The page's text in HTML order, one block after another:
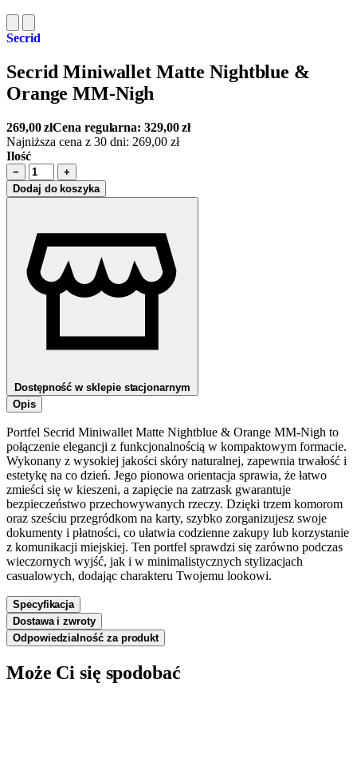
Secrid
Secrid Miniwallet Matte Nightblue &
Orange MM-Nigh
269,00złCena regularna:329,00zł
Najniższa cena z 30 dni: 269,00 zł
Ilość
−
+
Dodaj do koszyka
Dostępność w sklepie stacjonarnym
Opis
Portfel Secrid Miniwallet Matte Nightblue & Orange MM-Nigh to
połączenie elegancji z funkcjonalnością w kompaktowym formacie.
Wykonany z wysokiej jakości skóry naturalnej, zapewnia trwałość i
estetykę na co dzień. Jego pionowa orientacja sprawia, że łatwo
zmieści się w kieszeni, a zapięcie na zatrzask gwarantuje
bezpieczeństwo przechowywanych rzeczy. Dzięki trzem komorom
oraz sześciu przegródkom na karty, szybko zorganizujesz swoje
dokumenty i płatności, co ułatwia codzienne zakupy lub korzystanie
z komunikacji miejskiej. Ten portfel sprawdzi się zarówno podczas
wieczornych wyjść, jak i w minimalistycznych stylizacjach
casualowych, dodając charakteru Twojemu lookowi.
Specyfikacja
Dostawa i zwroty
Odpowiedzialność za produkt
Może Ci się spodobać